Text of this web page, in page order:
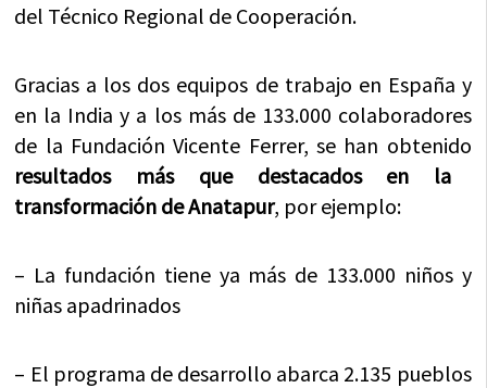
del Técnico Regional de Cooperación.
Gracias a los dos equipos de trabajo en España y
en la India y a los más de 133.000 colaboradores
de la Fundación Vicente Ferrer, se han obtenido
resultados más que destacados en la
transformación de Anatapur, por ejemplo:
– La fundación tiene ya más de 133.000 niños y
niñas apadrinados
– El programa de desarrollo abarca 2.135 pueblos